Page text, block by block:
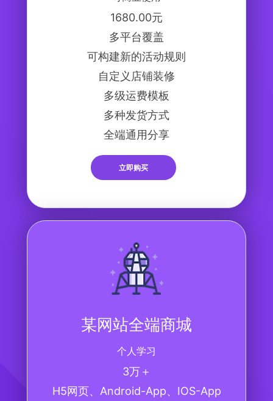
1680.00元
多平台覆盖
可构建新的活动规则
自定义店铺装修
多级运费模板
多种发货方式
全端通用分享
立即购买
某网站全端商城
个人学习
3万＋
H5网页、Android-App、IOS-App